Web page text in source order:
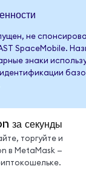
не
SpaceMobile.
знаки
за секунды
торгуйте и
в MetaMask —